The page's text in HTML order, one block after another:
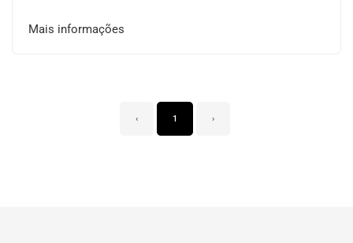
Mais informações
‹ 1 ›